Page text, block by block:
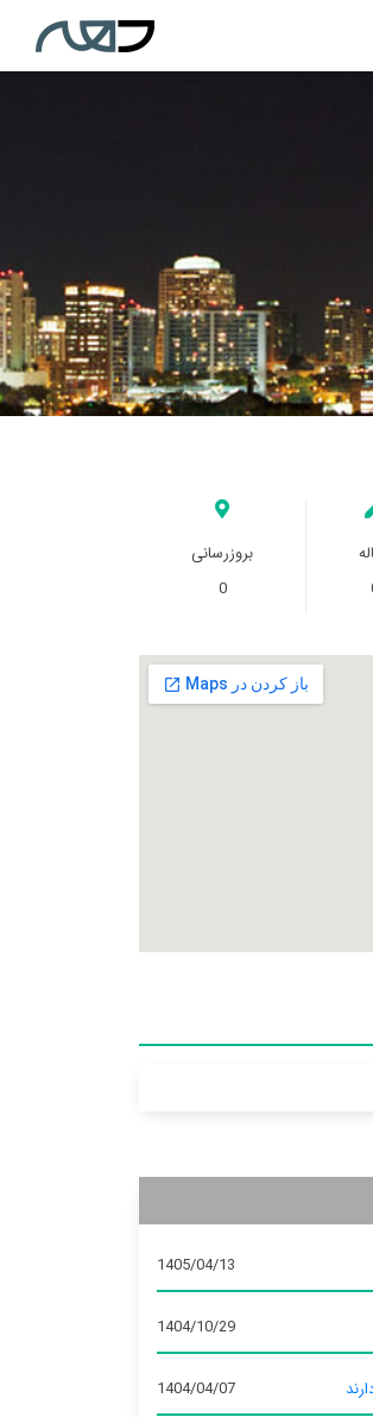
بروزرسانی
0
1405/04/13
1404/10/29
1404/04/07